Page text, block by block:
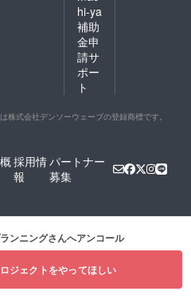
hi-ya
補助
金申
請サ
ポー
ト
株式会社デンソーウェーブの登録商標です。
採用情
報
パートナー
募集
ンニングさんへアンコール
ジェクトをやってほしい